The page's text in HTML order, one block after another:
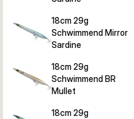
18cm 29g
Schwimmend Mirror
Sardine
18cm 29g
Schwimmend BR
Mullet
18cm 29g